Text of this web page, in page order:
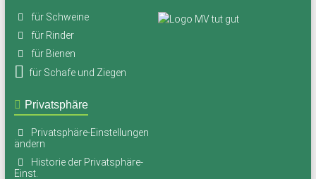
für Schweine
für Rinder
für Bienen
für Schafe und Ziegen
Privatsphäre
Privatsphäre-Einstellungen
ändern
Historie der Privatsphäre-
Einst.